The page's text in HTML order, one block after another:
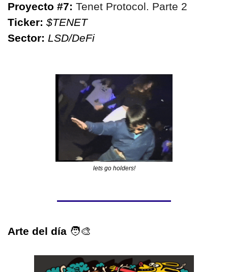
Proyecto #7: Tenet Protocol. Parte 2
Ticker: $TENET
Sector: LSD/DeFi
lets go holders!
Arte del día 🧑‍🎨